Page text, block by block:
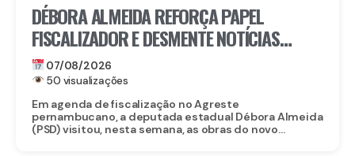
DÉBORA ALMEIDA REFORÇA PAPEL
FISCALIZADOR E DESMENTE NOTÍCIAS
FALSAS SOBRE OBRA DO CORPO DE
BOMBEIROS EM BELO JARDIM
07/08/2026
50 visualizações
Em agenda de fiscalização no Agreste
pernambucano, a deputada estadual Débora Almeida
(PSD) visitou, nesta semana, as obras do novo...